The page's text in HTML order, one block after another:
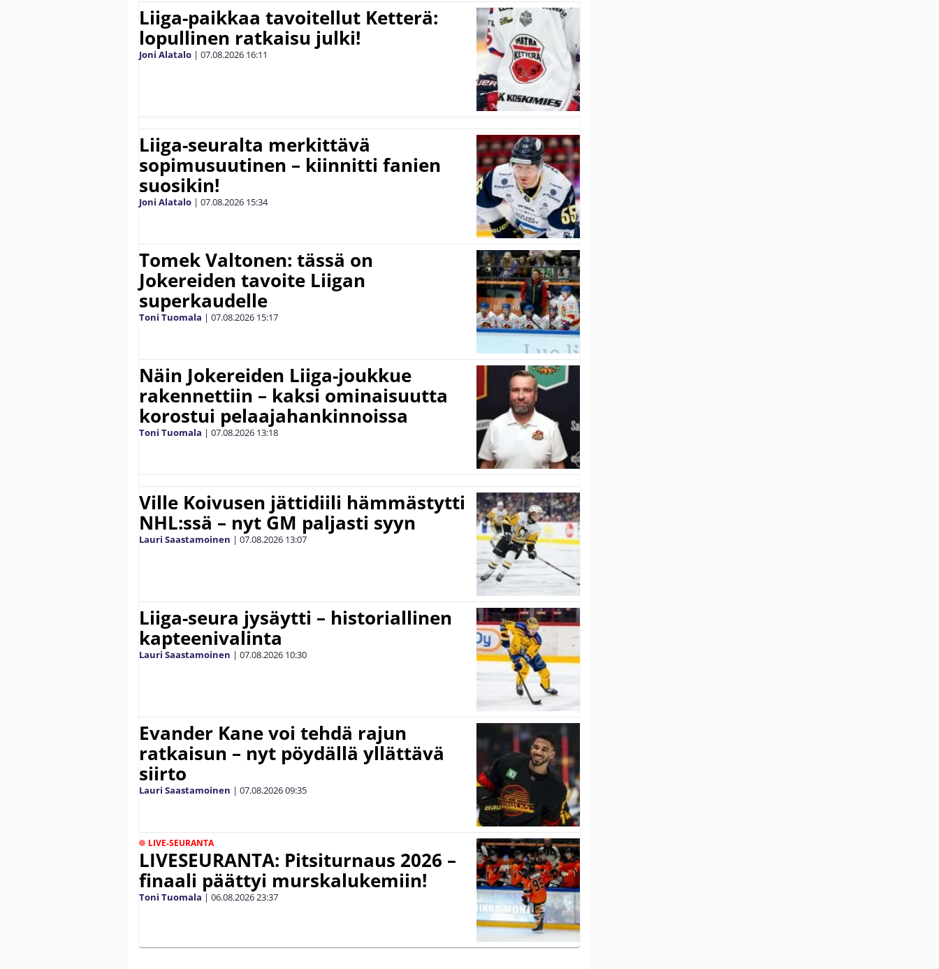
Liiga-paikkaa tavoitellut Ketterä:
lopullinen ratkaisu julki!
Joni Alatalo | 07.08.2026 16:11
Liiga-seuralta merkittävä
sopimusuutinen – kiinnitti fanien
suosikin!
Joni Alatalo | 07.08.2026 15:34
Tomek Valtonen: tässä on
Jokereiden tavoite Liigan
superkaudelle
Toni Tuomala | 07.08.2026 15:17
Näin Jokereiden Liiga-joukkue
rakennettiin – kaksi ominaisuutta
korostui pelaajahankinnoissa
Toni Tuomala | 07.08.2026 13:18
Ville Koivusen jättidiili hämmästytti
NHL:ssä – nyt GM paljasti syyn
Lauri Saastamoinen | 07.08.2026 13:07
Liiga-seura jysäytti – historiallinen
kapteenivalinta
Lauri Saastamoinen | 07.08.2026 10:30
Evander Kane voi tehdä rajun
ratkaisun – nyt pöydällä yllättävä
siirto
Lauri Saastamoinen | 07.08.202609:35
LIVE-SEURANTA
LIVESEURANTA: Pitsiturnaus 2026 –
finaali päättyi murskalukemiin!
Toni Tuomala | 06.08.202623:37